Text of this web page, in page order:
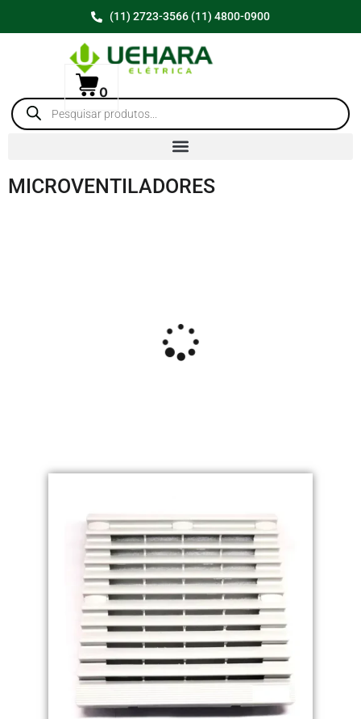
(11) 2723-3566 (11) 4800-0900
0
MICROVENTILADORES